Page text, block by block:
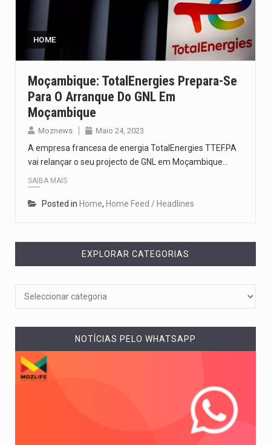
Um dos casos mais graves envolveu a residência de Sam…
A cidade de Bunia, capital da província de Ituri, tornou-se…
HOME
Moçambique: TotalEnergies Prepara-Se
Para O Arranque Do GNL Em
Moçambique
Moznews Maio 24, 2023
A empresa francesa de energia TotalEnergies TTEF.PA
vai relançar o seu projecto de GNL em Moçambique…
SAIBA MAIS
Posted in Home, Home Feed / Headlines
EXPLORAR CATEGORIAS
NOTÍCIAS PELO WHATSAPP